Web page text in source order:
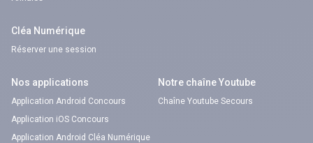
Cléa Numérique
Réserver une session
Nos applications
Application Android Concours
Application iOS Concours
Application Android Cléa Numérique
Notre chaîne Youtube
Chaîne Youtube Secours